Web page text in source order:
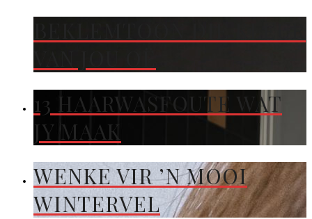
13 HAARWASFOUTE WAT
JY MAAK
WENKE VIR ’N MOOI
WINTERVEL